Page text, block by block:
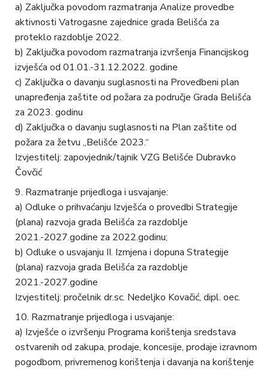
a) Zaključka povodom razmatranja Analize provedbe
aktivnosti Vatrogasne zajednice grada Belišća za
proteklo razdoblje 2022.
b) Zaključka povodom razmatranja izvršenja Financijskog
izvješća od 01.01.-31.12.2022. godine
c) Zaključka o davanju suglasnosti na Provedbeni plan
unapređenja zaštite od požara za područje Grada Belišća
za 2023. godinu
d) Zaključka o davanju suglasnosti na Plan zaštite od
požara za žetvu „Belišće 2023.“
Izvjestitelj: zapovjednik/tajnik VZG Belišće Dubravko
Čovčić
Razmatranje prijedloga i usvajanje:
a) Odluke o prihvaćanju Izvješća o provedbi Strategije
(plana) razvoja grada Belišća za razdoblje
2021.-2027.godine za 2022.godinu;
b) Odluke o usvajanju II. Izmjena i dopuna Strategije
(plana) razvoja grada Belišća za razdoblje
2021.-2027.godine
Izvjestitelj: pročelnik dr.sc. Nedeljko Kovačić, dipl. oec.
Razmatranje prijedloga i usvajanje:
a) Izvješće o izvršenju Programa korištenja sredstava
ostvarenih od zakupa, prodaje, koncesije, prodaje izravnom
pogodbom, privremenog korištenja i davanja na korištenje